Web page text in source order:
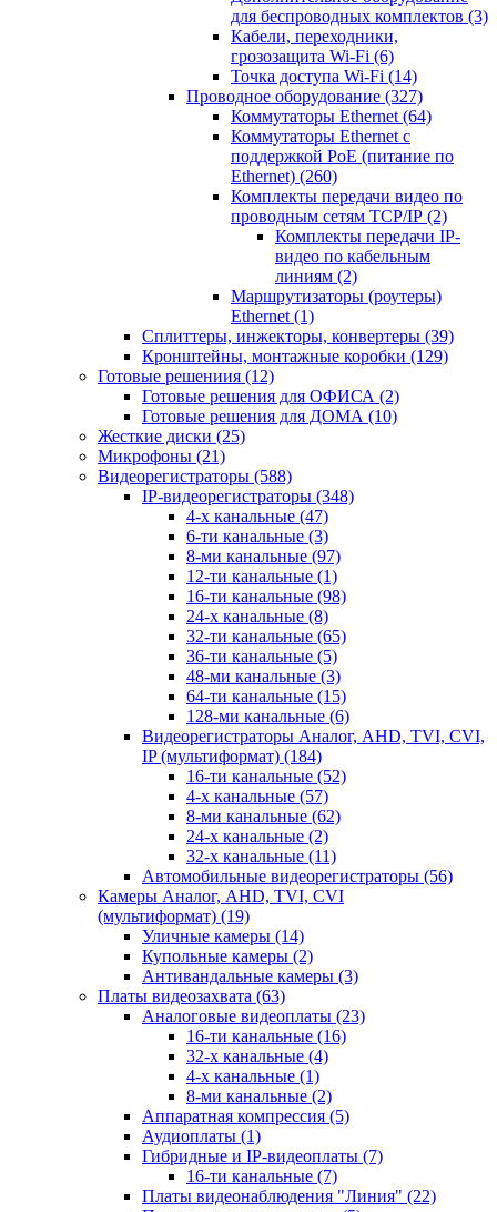
для беспроводных комплектов (3)
Кабели, переходники,
грозозащита Wi-Fi (6)
Точка доступа Wi-Fi (14)
Проводное оборудование (327)
Коммутаторы Ethernet (64)
Коммутаторы Ethernet с
поддержкой PoE (питание по
Ethernet) (260)
Комплекты передачи видео по
проводным сетям TCP/IP (2)
Комплекты передачи IP-
видео по кабельным
линиям (2)
Маршрутизаторы (роутеры)
Ethernet (1)
Сплиттеры, инжекторы, конвертеры (39)
Кронштейны, монтажные коробки (129)
Готовые решениия (12)
Готовые решения для ОФИСА (2)
Готовые решения для ДОМА (10)
Жесткие диски (25)
Микрофоны (21)
Видеорегистраторы (588)
IP-видеорегистраторы (348)
4-х канальные (47)
6-ти канальные (3)
8-ми канальные (97)
12-ти канальные (1)
16-ти канальные (98)
24-х канальные (8)
32-ти канальные (65)
36-ти канальные (5)
48-ми канальные (3)
64-ти канальные (15)
128-ми канальные (6)
Видеорегистраторы Аналог, AHD, TVI, CVI,
IP (мультиформат) (184)
16-ти канальные (52)
4-х канальные (57)
8-ми канальные (62)
24-х канальные (2)
32-х канальные (11)
Автомобильные видеорегистраторы (56)
Камеры Аналог, AHD, TVI, CVI
(мультиформат) (19)
Уличные камеры (14)
Купольные камеры (2)
Антивандальные камеры (3)
Платы видеозахвата (63)
Аналоговые видеоплаты (23)
16-ти канальные (16)
32-х канальные (4)
4-х канальные (1)
8-ми канальные (2)
Аппаратная компрессия (5)
Аудиоплаты (1)
Гибридные и IP-видеоплаты (7)
16-ти канальные (7)
Платы видеонаблюдения "Линия" (22)